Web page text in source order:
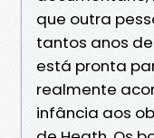
que outra
tantos anos
está pronta
realmente
infância aos